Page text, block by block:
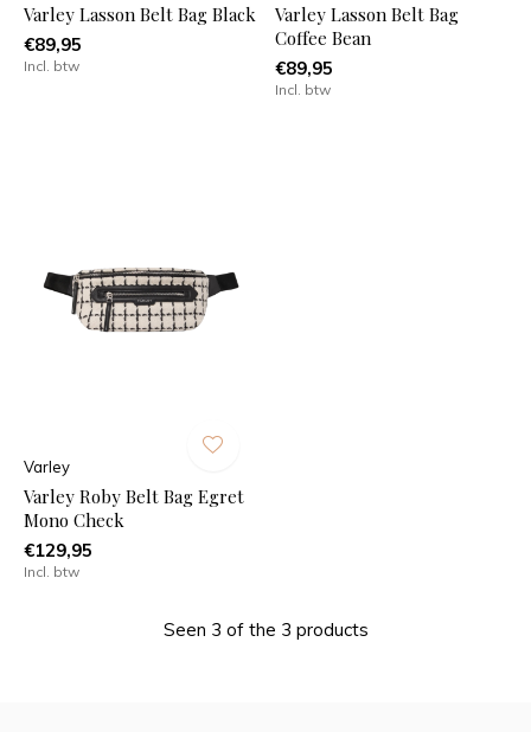
Varley Lasson Belt Bag Black
€89,95
Incl. btw
Varley Lasson Belt Bag
Coffee Bean
€89,95
Incl. btw
Varley
Varley Roby Belt Bag Egret
Mono Check
€129,95
Incl. btw
Seen 3 of the 3 products